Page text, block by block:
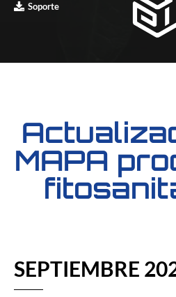
Soporte
MAPA
SEPTIEMBRE